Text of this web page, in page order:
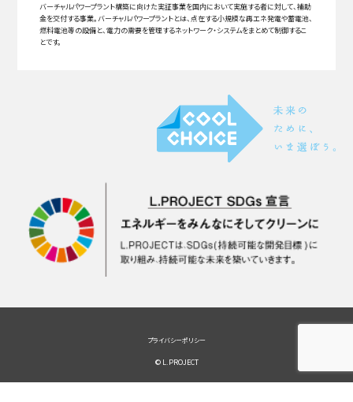
バーチャルパワープラント構築に向けた実証事業を国内において実施する者に対して、補助
金を交付する事業。バーチャルパワープラントとは、点在する小規模な再エネ発電や蓄電池、
燃料電池等の設備と、電力の需要を管理するネットワーク・システムをまとめて制御するこ
とです。
プライバシーポリシー
© L.PROJECT